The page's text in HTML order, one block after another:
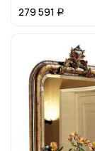
279 591 Р